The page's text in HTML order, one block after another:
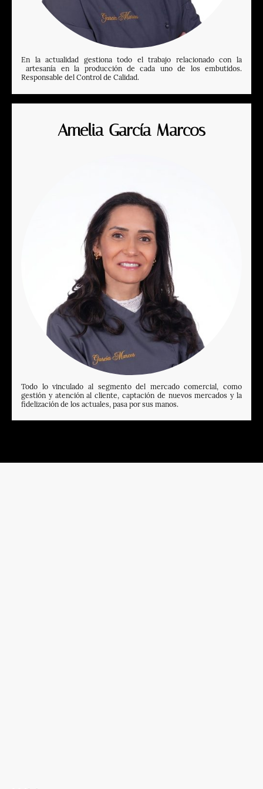
En la actualidad gestiona todo el trabajo relacionado con la
artesanía en la producción de cada uno de los embutidos.
Responsable del Control de Calidad.
Amelia García Marcos
Todo lo vinculado al segmento del mercado comercial, como
gestión y atención al cliente, captación de nuevos mercados y la
fidelización de los actuales, pasa por sus manos.